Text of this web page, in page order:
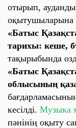
отырып,
оқытушыларына
«Батыс
тарихы: кеше,
тақырыбында
«Батыс
облысының
кесілді. Музыка
пәнінің оқыту